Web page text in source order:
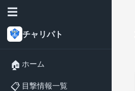
☰
チャリパト
🏠 ホーム
📋 目撃情報一覧